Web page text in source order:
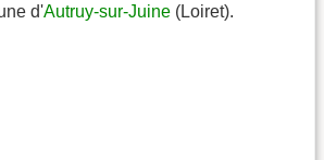
d'Autruy-sur-Juine (Loiret).